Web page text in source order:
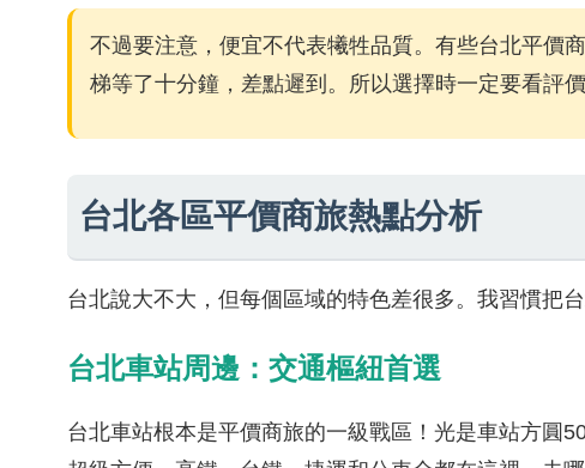
不過要注意，便宜不代表犧牲品質。有些台北平價
梯等了十分鐘，差點遲到。所以選擇時一定要看評
台北各區平價商旅熱點分析
台北說大不大，但每個區域的特色差很多。我習慣把
台北車站周邊：交通樞紐首選
台北車站根本是平價商旅的一級戰區！光是車站方圓